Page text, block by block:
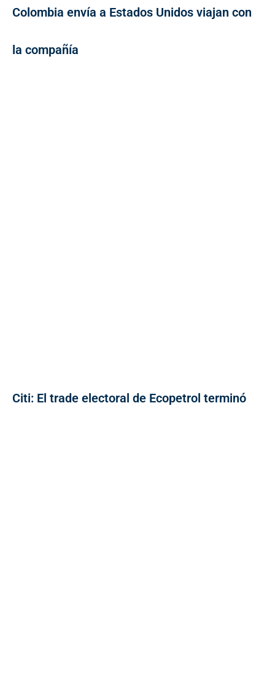
Colombia envía a Estados Unidos viajan con
la compañía
Citi: El trade electoral de Ecopetrol terminó